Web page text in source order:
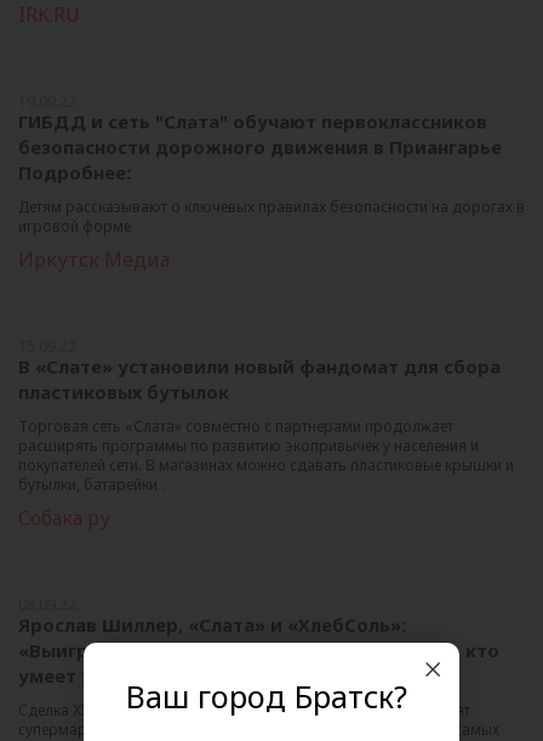
IRK.RU
ГИБДД и сеть "Слата" обучают первоклассников
безопасности дорожного движения в Приангарье
Подробнее:
Детям рассказывают о ключевых правилах безопасности на дорогах в
игровой форме
Иркутск Медиа
В «Слате» установили новый фандомат для сбора
пластиковых бутылок
Торговая сеть «Слата» совместно с партнерами продолжает
расширять программы по развитию экопривычек у населения и
покупателей сети. В магазинах можно сдавать пластиковые крышки и
бутылки, батарейки .
Собака ру
Ярослав Шиллер, «Слата» и «ХлебСоль»:
«Выигрывает не тот, кто снижает цены, а тот, кто
умеет управля
Сделка X5 Group с сибирскими сетями, в число которых входят
супермаркеты «Слата» и дискаунтеры «ХлебСоль», – одна из самых
Ваш город Братск?